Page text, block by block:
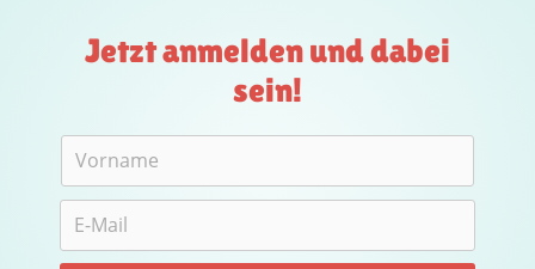
Jetzt anmelden und dabei
sein!